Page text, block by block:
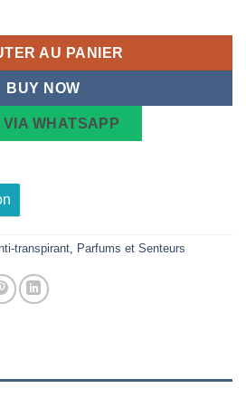
BALEA MEN Sensitif, 50ml
AU PANIER
BUY NOW
WHATSAPP
transpirant, Parfums et Senteurs